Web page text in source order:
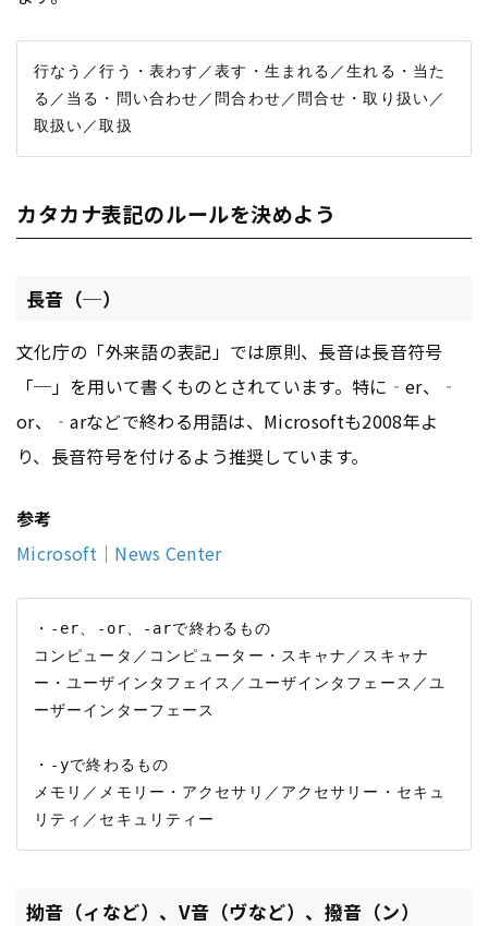
行なう／行う・表わす／表す・生まれる／生れる・当た
る／当る・問い合わせ／問合わせ／問合せ・取り扱い／
カタカナ表記のルールを決めよう
長音（─）
文化庁の「外来語の表記」では原則、長音は長音符号
「─」を用いて書くものとされています。特に‐er、‐
or、‐arなどで終わる用語は、Microsoftも2008年よ
り、長音符号を付けるよう推奨しています。
参考
Microsoft｜News Center
・‐er、‐or、‐arで終わるもの
コンピュータ／コンピューター・スキャナ／スキャナ
ー・ユーザインタフェイス／ユーザインタフェース／ユ
ーザーインターフェース
・‐yで終わるもの
メモリ／メモリー・アクセサリ／アクセサリー・セキュ
拗音（ィなど）、V音（ヴなど）、撥音（ン）